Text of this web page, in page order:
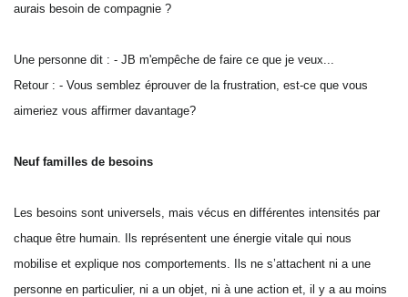
aurais besoin de compagnie ?
Une personne dit : - JB m'empêche de faire ce que je veux...
Retour : - Vous semblez éprouver de la frustration, est-ce que vous
aimeriez vous affirmer davantage?
Neuf familles de besoins
Les besoins sont universels, mais vécus en différentes intensités par
chaque être humain. Ils représentent une énergie vitale qui nous
mobilise et explique nos comportements. Ils ne s’attachent ni a une
personne en particulier, ni a un objet, ni à une action et, il y a au moins